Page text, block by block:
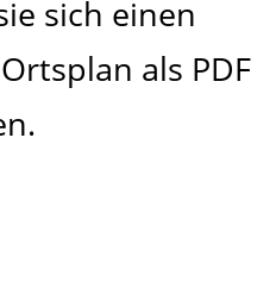
sich einen
als PDF